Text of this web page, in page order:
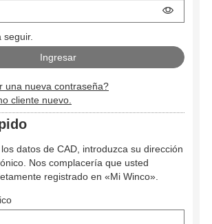
seguir.
una nueva contraseña?
cliente nuevo.
datos de CAD, introduzca su dirección
Nos complacería que usted
registrado en «Mi Winco».